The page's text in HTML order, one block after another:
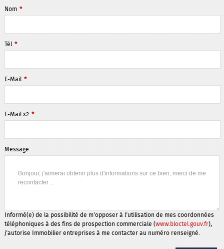
Nom *
Tél *
E-Mail *
E-Mail x2 *
Message
Informé(e) de la possibilité de m'opposer à l'utilisation de mes coordonnées
téléphoniques à des fins de prospection commerciale (www.bloctel.gouv.fr),
j'autorise Immobilier entreprises à me contacter au numéro renseigné.